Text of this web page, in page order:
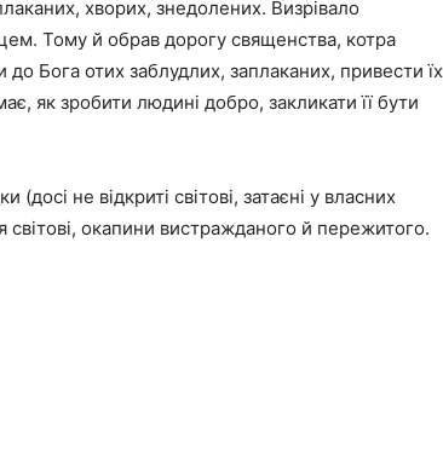
хворих, знедолених. Визрівало
Тому й обрав дорогу священства, котра
Бога отих заблудлих, заплаканих, привести їх
як зробити людині добро, закликати її бути
не відкриті світові, затаєні у власних
окапини вистражданого й пережитого.